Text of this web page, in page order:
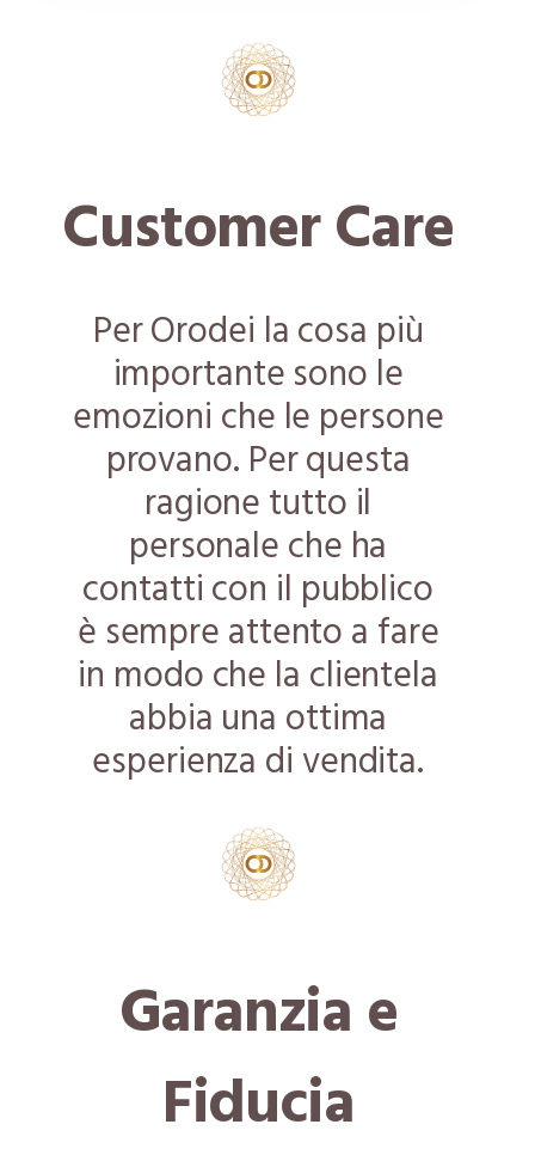
Customer Care
Per Orodei la cosa più
importante sono le
emozioni che le persone
provano. Per questa
ragione tutto il
personale che ha
contatti con il pubblico
è sempre attento a fare
in modo che la clientela
abbia una ottima
esperienza di vendita.
Garanzia e
Fiducia